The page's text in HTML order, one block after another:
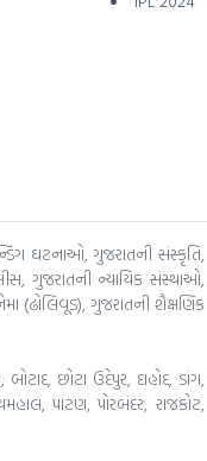
ઘટનાઓ, ગુજરાતની સંસ્કૃતિ,
ગુજરાતની ન્યાયિક સંસ્થાઓ,
(ઢોલિવૂડ), ગુજરાતની શૈક્ષણિક
છોટા ઉદેપુર, દાહોદ, ડાંગ,
પાટણ, પોરબંદર, રાજકોટ,